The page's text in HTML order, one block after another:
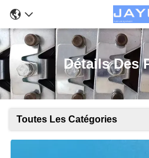
Détails Des
Toutes Les Catégories